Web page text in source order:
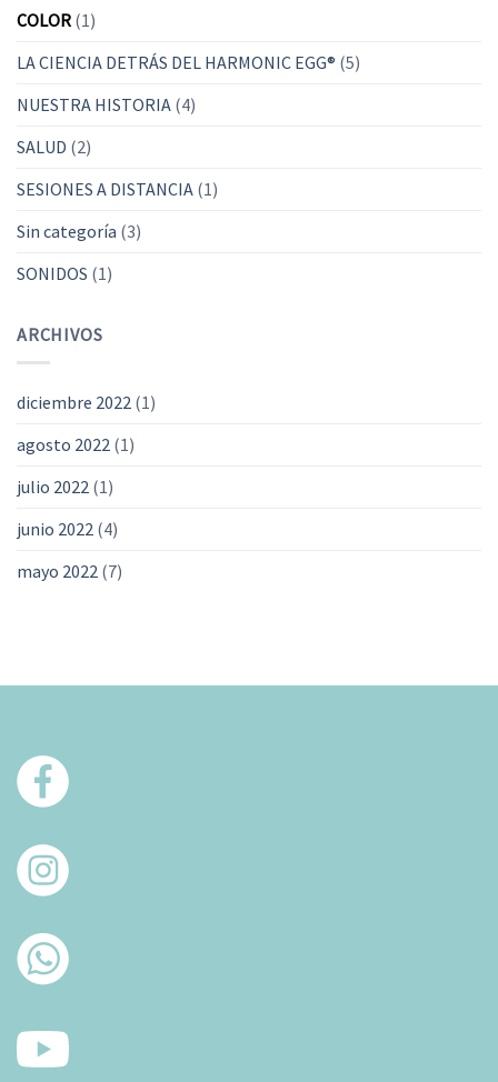
COLOR (1)
LA CIENCIA DETRÁS DEL HARMONIC EGG® (5)
NUESTRA HISTORIA (4)
SALUD (2)
SESIONES A DISTANCIA (1)
Sin categoría (3)
SONIDOS (1)
ARCHIVOS
diciembre 2022 (1)
agosto 2022 (1)
julio 2022 (1)
junio 2022 (4)
mayo 2022 (7)